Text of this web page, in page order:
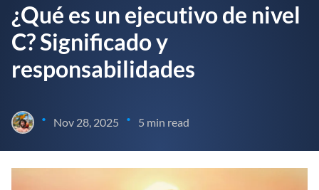
¿Qué es un ejecutivo de nivel
C? Significado y
responsabilidades
• Nov 28, 2025 • 5 min read